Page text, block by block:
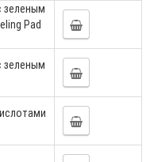
зеленым
Pad
зеленым